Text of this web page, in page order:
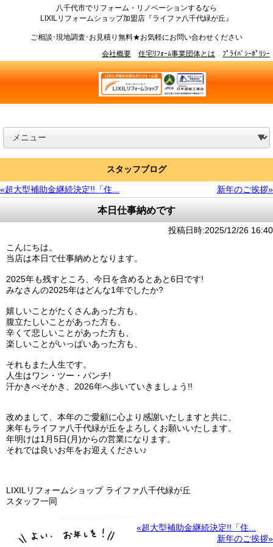
八千代市でリフォーム・リノベーションするなら
LIXILリフォームショップ加盟店『ライファ八千代緑が丘』
ご相談･現地調査･お見積り無料★お気軽にお問い合わせください
会社概要
住宅ﾘﾌｫｰﾑ事業団体とは ﾌﾟﾗｲﾊﾞｼｰﾎﾟﾘｼｰ
スタッフブログ
«超大型補助金継続決定!!「住... 新年のご挨拶»
本日仕事納めです
投稿日時:2025/12/26 16:40
こんにちは。
当店は本日で仕事納めとなります。
2025年も残すところ、今日を含めるとあと6日です!
みなさんの2025年はどんな1年でしたか?
嬉しいことがたくさんあった方も、
腹立たしいことがあった方も、
辛くて悲しいことがあった方も、
楽しいことがいっぱいあった方も、
それもまた人生です。
人生はワン・ツー・パンチ!
汗かきべそかき、2026年へ歩いていきましょう!!
改めまして、本年のご愛顧に心より感謝いたしますと共に、
来年もライファ八千代緑が丘をよろしくお願いいたします。
年明けは1月5日(月)からの営業になります。
それでは良いお年をお迎えください♪
LIXILリフォームショップ ライファ八千代緑が丘
スタッフ一同
«超大型補助金継続決定!!「住...
新年のご挨拶»